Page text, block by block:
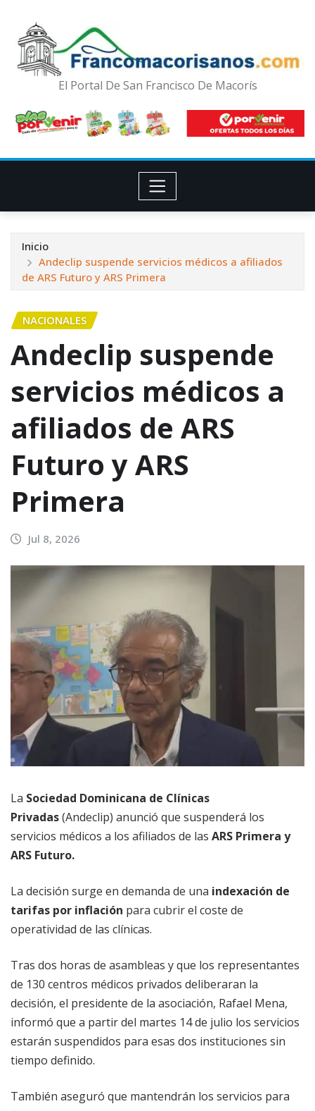
El Portal De San Francisco De Macorís
Inicio
Andeclip suspende servicios médicos a afiliados
de ARS Futuro y ARS Primera
NACIONALES
Andeclip suspende
servicios médicos a
afiliados de ARS
Futuro y ARS
Primera
Jul 8, 2026
La Sociedad Dominicana de Clínicas
Privadas(Andeclip) anunció que suspenderá los
servicios médicos a los afiliados de las ARS Primera y
ARS Futuro.
La decisión surge en demanda de una indexación de
tarifas por inflación para cubrir el coste de
operatividad de las clínicas.
Tras dos horas de asambleas y que los representantes
de 130 centros médicos privados deliberaran la
decisión, el presidente de la asociación, Rafael Mena,
informó que a partir del martes 14 de julio los servicios
estarán suspendidos para esas dos instituciones sin
tiempo definido.
También aseguró que mantendrán los servicios para